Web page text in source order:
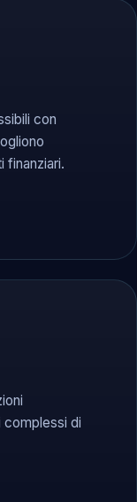
con
finanziari.
complessi di